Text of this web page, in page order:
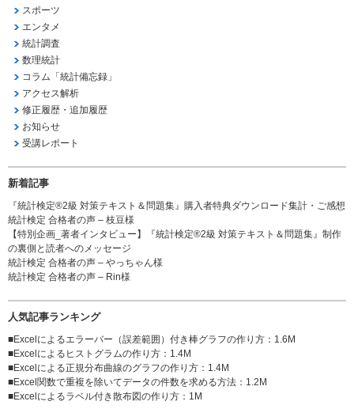
スポーツ
エンタメ
統計調査
数理統計
コラム「統計備忘録」
アクセス解析
修正履歴・追加履歴
お知らせ
受講レポート
新着記事
『統計検定®2級 対策テキスト＆問題集』購入者特典ダウンロード集計・ご感想
統計検定 合格者の声 – 枝豆様
【特別企画_著者インタビュー】『統計検定®2級 対策テキスト＆問題集』制作
の裏側と読者へのメッセージ
統計検定 合格者の声 – やっちゃん様
統計検定 合格者の声 – Rin様
人気記事ランキング
■Excelによるエラーバー（誤差範囲）付き棒グラフの作り方 ：1.6M
■Excelによるヒストグラムの作り方 ：1.4M
■Excelによる正規分布曲線のグラフの作り方 ：1.4M
■Excel関数で重複を除いてデータの件数を求める方法 ：1.2M
■Excelによるラベル付き散布図の作り方 ：1M